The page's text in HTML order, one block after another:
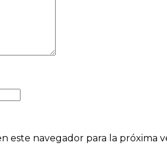
este navegador para la próxima